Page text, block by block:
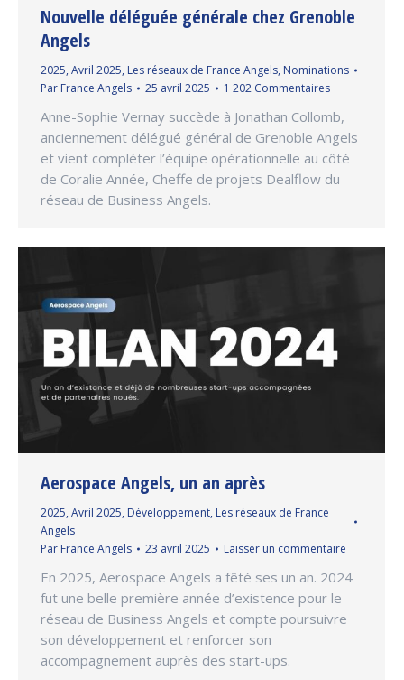
Nouvelle déléguée générale chez Grenoble
Angels
2025, Avril 2025, Les réseaux de France Angels, Nominations
Par France Angels 25 avril 2025 1 202 Commentaires
Anne-Sophie Vernay succède à Jonathan Collomb,
anciennement délégué général de Grenoble Angels
et vient compléter l’équipe opérationnelle au côté
de Coralie Année, Cheffe de projets Dealflow du
réseau de Business Angels.
Aerospace Angels, un an après
2025, Avril 2025, Développement, Les réseaux de France
Angels
Par France Angels 23 avril 2025 Laisser un commentaire
En 2025, Aerospace Angels a fêté ses un an. 2024
fut une belle première année d’existence pour le
réseau de Business Angels et compte poursuivre
son développement et renforcer son
accompagnement auprès des start-ups.